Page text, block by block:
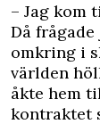
– Jag kom
Då
omkring i
världen
åkte hem
kontraktet